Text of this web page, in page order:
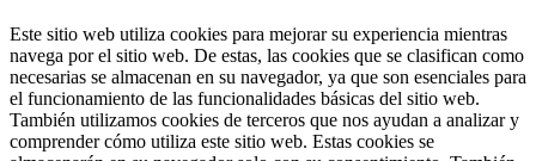
Este sitio web utiliza cookies para mejorar su experiencia mientras
navega por el sitio web. De estas, las cookies que se clasifican como
necesarias se almacenan en su navegador, ya que son esenciales para
el funcionamiento de las funcionalidades básicas del sitio web.
También utilizamos cookies de terceros que nos ayudan a analizar y
comprender cómo utiliza este sitio web. Estas cookies se